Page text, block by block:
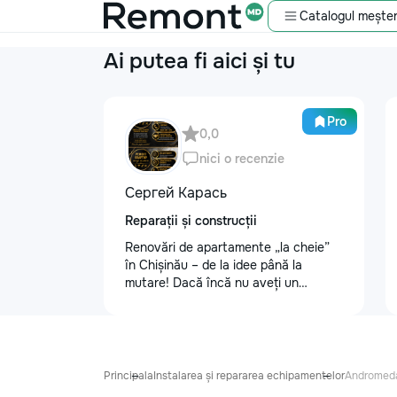
Catalogul
Ai putea fi aici și tu
Pro
0,0
nici o recenzie
Сергей Карась
Reparații și construcții
Renovări de apartamente „la cheie”
în Chișinău – de la idee până la
mutare! Dacă încă nu aveți un
bugetului dumneavoastră. Contract +
PrincipalaInstalarea și repararea echipamentelor